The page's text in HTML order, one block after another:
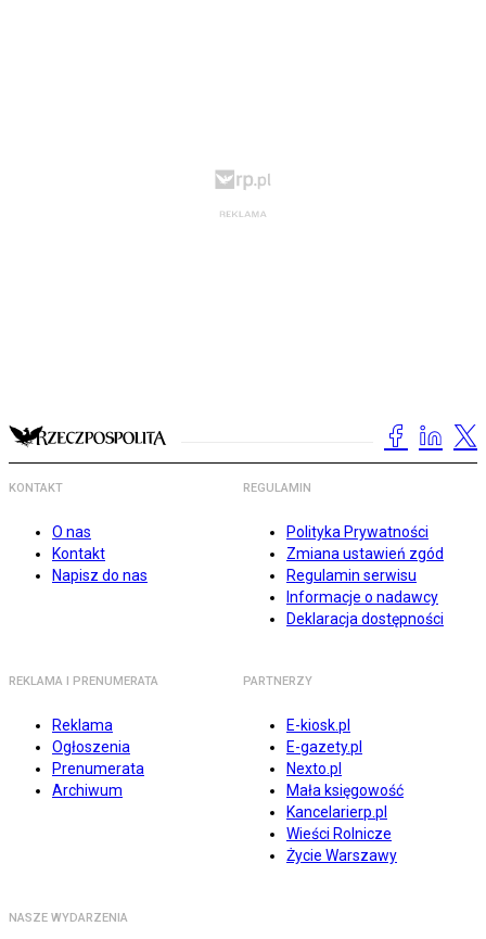
KONTAKT
O nas
Kontakt
Napisz do nas
REGULAMIN
Polityka Prywatności
Zmiana ustawień zgód
Regulamin serwisu
Informacje o nadawcy
Deklaracja dostępności
REKLAMA I PRENUMERATA
Reklama
Ogłoszenia
Prenumerata
Archiwum
PARTNERZY
E-kiosk.pl
E-gazety.pl
Nexto.pl
Mała księgowość
Kancelarierp.pl
Wieści Rolnicze
Życie Warszawy
NASZE WYDARZENIA